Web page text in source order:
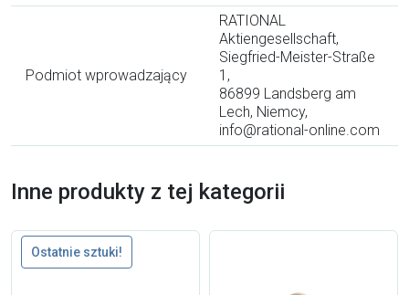
Podmiot wprowadzający
RATIONAL
Aktiengesellschaft,
Siegfried-Meister-Straße
1,
86899 Landsberg am
Lech, Niemcy,
info@rational-online.com
Inne produkty z tej kategorii
Ostatnie sztuki!